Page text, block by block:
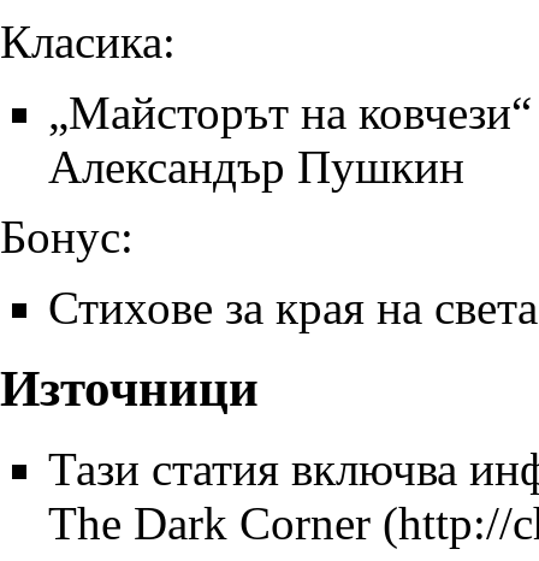
Класика:
„Майсторът на
Александър Пушкин
Бонус:
Стихове за края на света
Източници
Тази статия включва
The Dark Corner